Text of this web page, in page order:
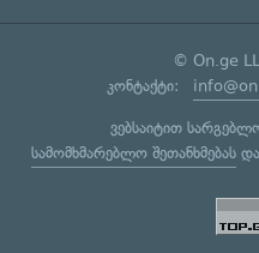
© On.ge
კონტაქტი:
ვებსაიტით
სამომხმარებლო შეთანხმებასდა